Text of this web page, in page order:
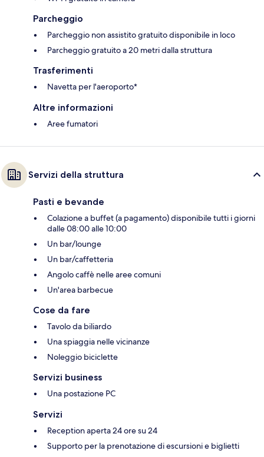
Parcheggio
Parcheggio non assistito gratuito disponibile in loco
Parcheggio gratuito a 20 metri dalla struttura
Trasferimenti
Navetta per l'aeroporto*
Altre informazioni
Aree fumatori
Servizi della struttura
Pasti e bevande
Colazione a buffet (a pagamento) disponibile tutti i giorni
dalle 08:00 alle 10:00
Un bar/lounge
Un bar/caffetteria
Angolo caffè nelle aree comuni
Un'area barbecue
Cose da fare
Tavolo da biliardo
Una spiaggia nelle vicinanze
Noleggio biciclette
Servizi business
Una postazione PC
Servizi
Reception aperta 24 ore su 24
Supporto per la prenotazione di escursioni e biglietti